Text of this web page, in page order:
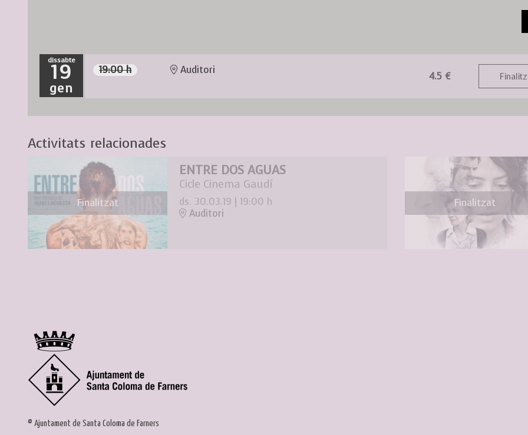
dissabte
19
gen
19:00 h Auditori
4.5 €
Activitats relacionades
Finalitzat
ENTRE DOS AGUAS
Cicle Cinema Gaudí
ds. 30.03.19
19:00 h
Auditori
Finalitzat
© Ajuntament de Santa Coloma de Farners